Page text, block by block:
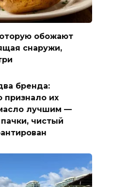
обожают
снаружи,
бренда:
признало их
лучшим —
чистый